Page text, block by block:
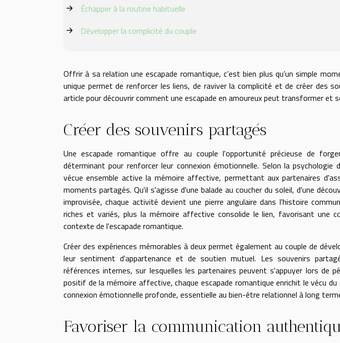
Échapper à la routine habituelle
Développer la complicité du couple
Offrir à sa relation une escapade romantique, c’est bien plus qu’un simple
unique permet de renforcer les liens, de raviver la complicité et de créer des
article pour découvrir comment une escapade en amoureux peut transformer et
Créer des souvenirs partagés
Une escapade romantique offre au couple l'opportunité précieuse de
déterminant pour renforcer leur connexion émotionnelle. Selon la psychologie
vécue ensemble active la mémoire affective, permettant aux partenaires
moments partagés. Qu'il s'agisse d'une balade au coucher du soleil, d'une
improvisée, chaque activité devient une pierre angulaire dans l'histoire
riches et variés, plus la mémoire affective consolide le lien, favorisant une
contexte de l'escapade romantique.
Créer des expériences mémorables à deux permet également au couple de
leur sentiment d'appartenance et de soutien mutuel. Les souvenirs
références internes, sur lesquelles les partenaires peuvent s'appuyer lors de
positif de la mémoire affective, chaque escapade romantique enrichit le vécu
connexion émotionnelle profonde, essentielle au bien-être relationnel à long
Favoriser la communication